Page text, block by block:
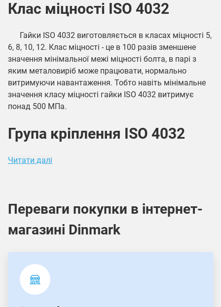
Клас міцності ISO 4032
Гайки ISO 4032 виготовляється в класах міцності 5,
6, 8, 10, 12. Клас міцності - це в 100 разів зменшене
значення мінімальної межі міцності болта, в парі з
яким металовиріб може працювати, нормально
витримуючи навантаження. Тобто навіть мінімальне
значення класу міцності гайки ISO 4032 витримує
понад 500 МПа.
Група кріплення ISO 4032
Читати далі
Переваги покупки в інтернет-
магазині Dinmark